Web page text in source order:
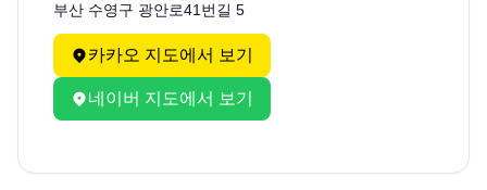
부산 수영구 광안로41번길 5
카카오 지도에서 보기
네이버 지도에서 보기